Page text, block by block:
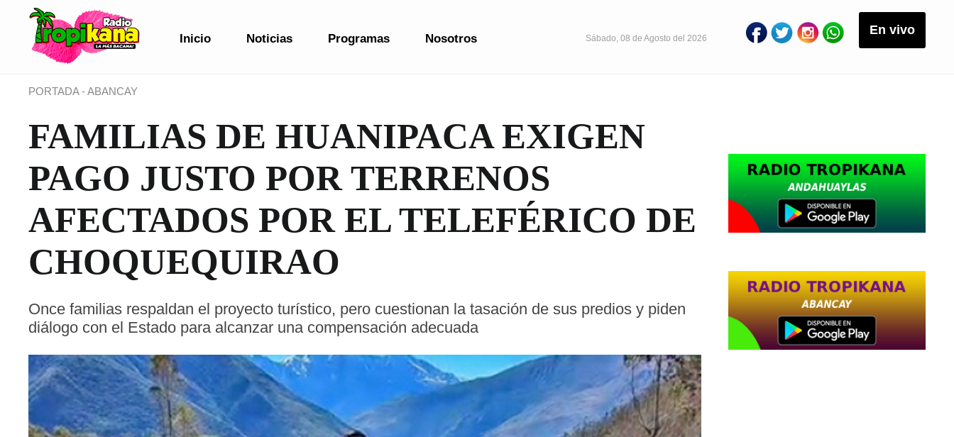
En vivo
Inicio Noticias Programas Nosotros Sábado, 08 de Agosto del 2026
PORTADA-ABANCAY
FAMILIAS DE HUANIPACA EXIGEN
PAGO JUSTO POR TERRENOS
AFECTADOS POR EL TELEFÉRICO DE
CHOQUEQUIRAO
Once familias respaldan el proyecto turístico, pero cuestionan la tasación de sus predios y piden
diálogo con el Estado para alcanzar una compensación adecuada